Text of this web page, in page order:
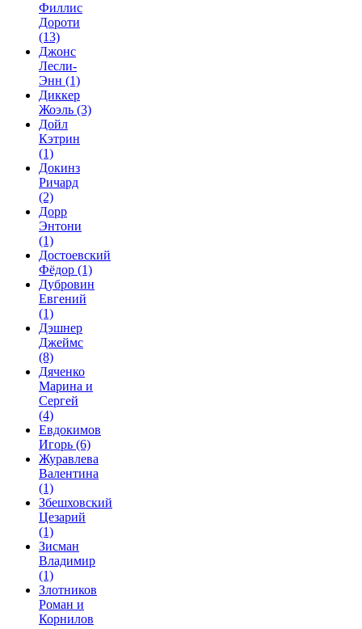
Филлис
Дороти
(13)
Джонс
Лесли-
Энн (1)
Диккер
Жоэль (3)
Дойл
Кэтрин
(1)
Докинз
Ричард
(2)
Дорр
Энтони
(1)
Достоевский
Фёдор (1)
Дубровин
Евгений
(1)
Дэшнер
Джеймс
(8)
Дяченко
Марина и
Сергей
(4)
Евдокимов
Игорь (6)
Журавлева
Валентина
(1)
Збешховский
Цезарий
(1)
Зисман
Владимир
(1)
Злотников
Роман и
Корнилов